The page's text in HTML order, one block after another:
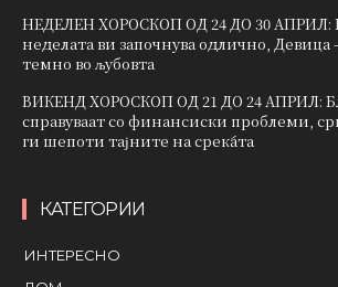
НЕДЕЛЕН ХОРОСКОП ОД 24 ДО 30 АПРИЛ:
неделата ви започнува одлично, Девица
темно во љубовта
ВИКЕНД ХОРОСКОП ОД 21 ДО 24 АПРИЛ:
справуваат со финансиски проблеми,
ги шепоти тајните на среќата
КАТЕГОРИИ
ИНТЕРЕСНО